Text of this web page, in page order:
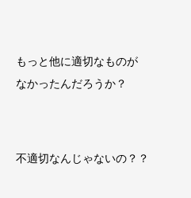
もっと他に適切なものが
なかったんだろうか？
不適切なんじゃないの？？